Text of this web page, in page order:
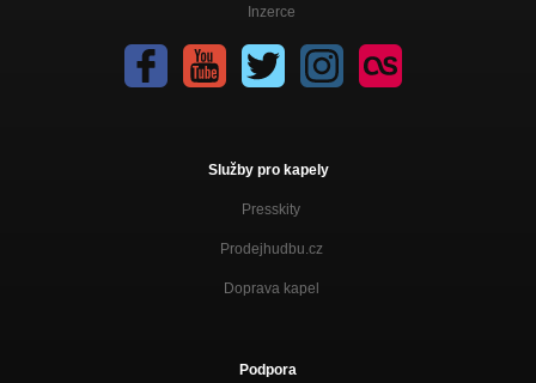
Inzerce
Služby pro kapely
Presskity
Prodejhudbu.cz
Doprava kapel
Podpora